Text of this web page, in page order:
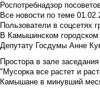
Роспотребнадзор
Все новости по теме
Пользователи в соцсетях
В Камышинском городском
Депутату Госдумы Анне
Простора в зале
"Мусорка все растет и
Камышане в минувший